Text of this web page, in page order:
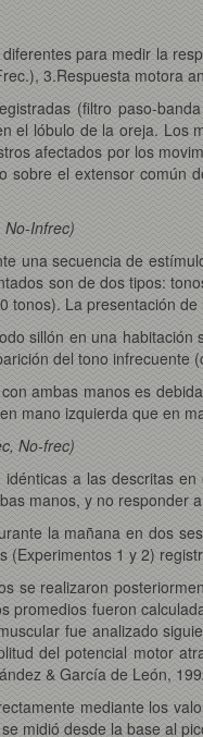
para medir la
3.Respuesta motora
(filtro paso-
el lóbulo de la oreja. Los
afectados por los
sobre el extensor
No-Infrec)
una secuencia de
son de dos tipos:
tonos). La presentación
sillón en una
del tono infrecuente
ambas manos es
mano izquierda que en
No-frec)
a las descritas
manos, y no responder
la mañana en dos
(Experimentos 1 y 2)
se realizaron
promedios fueron
fue analizado
del potencial motor
& García de León,
mediante los
midió desde la base al